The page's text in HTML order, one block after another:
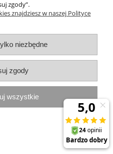
Shoper.pl
zgody”.
znajdziesz w naszej Polityce
niezbędne
zgody
wszystkie